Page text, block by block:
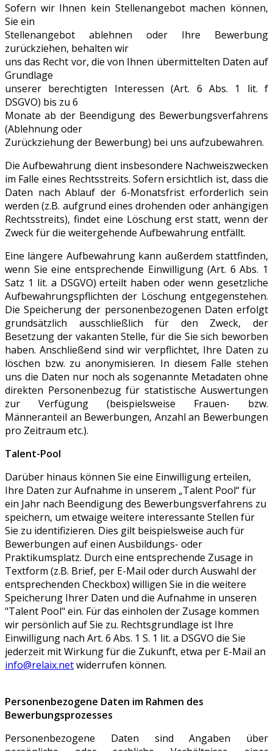
Sofern wir Ihnen kein Stellenangebot machen können,
Sie ein
Stellenangebot ablehnen oder Ihre Bewerbung
zurückziehen, behalten wir
uns das Recht vor, die von Ihnen übermittelten Daten auf
Grundlage
unserer berechtigten Interessen (Art. 6 Abs. 1 lit. f
DSGVO) bis zu 6
Monate ab der Beendigung des Bewerbungsverfahrens
(Ablehnung oder
Zurückziehung der Bewerbung) bei uns aufzubewahren.
Die Aufbewahrung dient insbesondere Nachweiszwecken
im Falle eines Rechtsstreits. Sofern ersichtlich ist, dass die
Daten nach Ablauf der 6-Monatsfrist erforderlich sein
werden (z.B. aufgrund eines drohenden oder anhängigen
Rechtsstreits), findet eine Löschung erst statt, wenn der
Zweck für die weitergehende Aufbewahrung entfällt.
Eine längere Aufbewahrung kann außerdem stattfinden,
wenn Sie eine entsprechende Einwilligung (Art. 6 Abs. 1
Satz 1 lit. a DSGVO) erteilt haben oder wenn gesetzliche
Aufbewahrungspflichten der Löschung entgegenstehen.
Die Speicherung der personenbezogenen Daten erfolgt
grundsätzlich ausschließlich für den Zweck, der
Besetzung der vakanten Stelle, für die Sie sich beworben
haben. Anschließend sind wir verpflichtet, Ihre Daten zu
löschen bzw. zu anonymisieren. In diesem Falle stehen
uns die Daten nur noch als sogenannte Metadaten ohne
direkten Personenbezug für statistische Auswertungen
zur Verfügung (beispielsweise Frauen- bzw.
Männeranteil an Bewerbungen, Anzahl an Bewerbungen
pro Zeitraum etc.).
Talent-Pool
Darüber hinaus können Sie eine Einwilligung erteilen,
Ihre Daten zur Aufnahme in unserem „Talent Pool“ für
ein Jahr nach Beendigung des Bewerbungsverfahrens zu
speichern, um etwaige weitere interessante Stellen für
Sie zu identifizieren. Dies gilt beispielsweise auch für
Bewerbungen auf einen Ausbildungs- oder
Praktikumsplatz. Durch eine entsprechende Zusage in
Textform (z.B. Brief, per E-Mail oder durch Auswahl der
entsprechenden Checkbox) willigen Sie in die weitere
Speicherung Ihrer Daten und die Aufnahme in unseren
"Talent Pool" ein. Für das einholen der Zusage kommen
wir persönlich auf Sie zu. Rechtsgrundlage ist Ihre
Einwilligung nach Art. 6 Abs. 1 S. 1 lit. a DSGVO die Sie
jederzeit mit Wirkung für die Zukunft, etwa per E-Mail an
info@relaix.netwiderrufen können.
Personenbezogene Daten im Rahmen des
Bewerbungsprozesses
Personenbezogene Daten sind Angaben über